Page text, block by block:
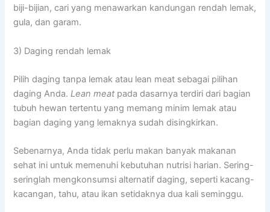
biji-bijian, cari yang menawarkan kandungan rendah lemak,
gula, dan garam.
3) Daging rendah lemak
Pilih daging tanpa lemak atau lean meat sebagai pilihan
daging Anda.Lean meat pada dasarnya terdiri dari bagian
tubuh hewan tertentu yang memang minim lemak atau
bagian daging yang lemaknya sudah disingkirkan.
Sebenarnya, Anda tidak perlu makan banyak makanan
sehat ini untuk memenuhi kebutuhan nutrisi harian. Sering-
seringlah mengkonsumsi alternatif daging, seperti kacang-
kacangan, tahu, atau ikan setidaknya dua kali seminggu.